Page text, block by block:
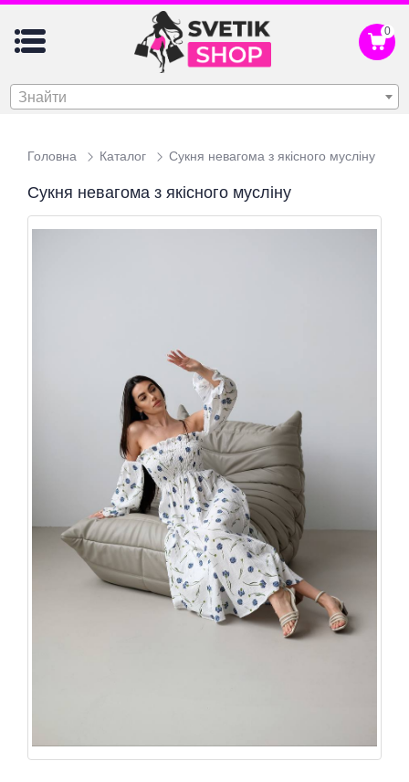
0
Знайти
Головна Каталог Сукня невагома з якісного мусліну
Сукня невагома з якісного мусліну